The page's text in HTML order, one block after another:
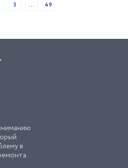
3 ... 49
в